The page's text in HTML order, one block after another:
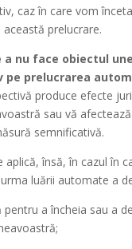
caz în care vom
prelucrare.
a nu face obiectul
pe prelucrarea
produce efecte
sau vă
semnificativă.
aplică, însă, în cazul în
luării automate a
a încheia sau a